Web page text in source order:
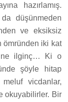
hazırlamış.
düşünmeden
ve eksiksiz
ömründen iki kat
ne ilginç… Ki o
şöyle hitap
vicdanlar,
okuyabilirler. Bir